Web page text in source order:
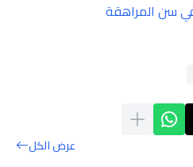
عرض الكل